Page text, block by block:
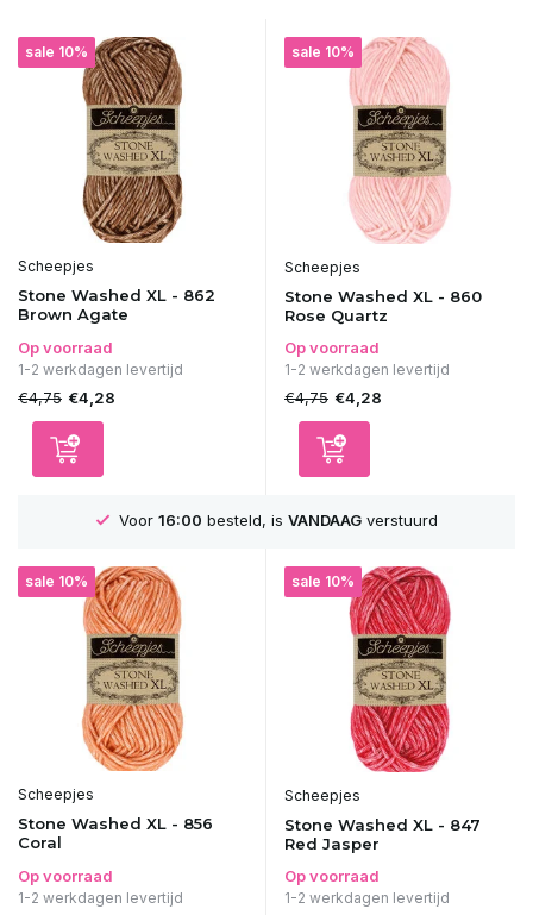
sale 10%
Scheepjes
Stone Washed XL - 862
Brown Agate
Op voorraad
1-2 werkdagen levertijd
€4,75 €4,28
sale 10%
Scheepjes
Stone Washed XL - 860
Rose Quartz
Op voorraad
1-2 werkdagen levertijd
€4,75 €4,28
GRATISVerzending vanaf 75€
sale 10%
Scheepjes
Stone Washed XL - 856
Coral
Op voorraad
1-2 werkdagen levertijd
sale 10%
Scheepjes
Stone Washed XL - 847
Red Jasper
Op voorraad
1-2 werkdagen levertijd